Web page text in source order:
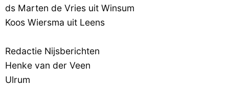
ds Marten de Vries uit Winsum
Koos Wiersma uit Leens
Redactie Nijsberichten
Henke van der Veen
Ulrum